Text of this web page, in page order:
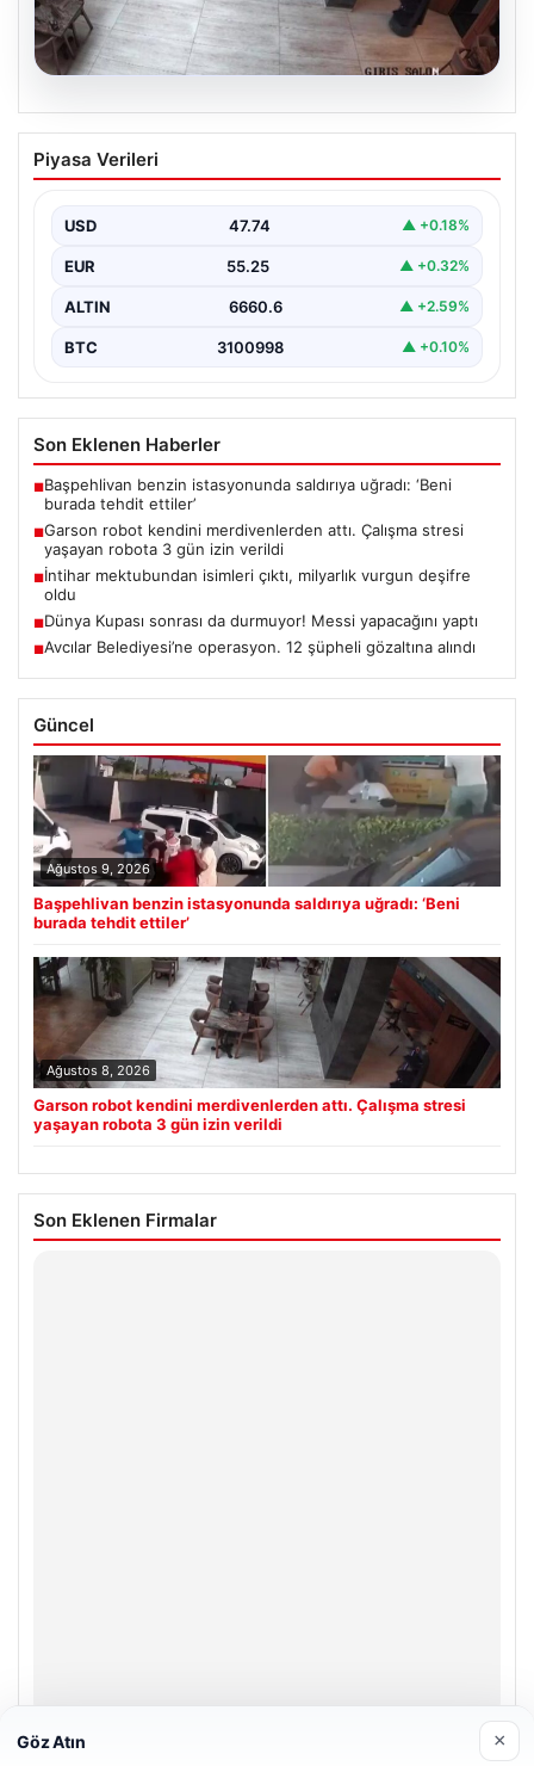
Garson robot kendini merdivenlerden
attı. Çalışma stresi yaşayan robota 3
Piyasa Verileri
USD 47.74 ▲ +0.18%
EUR 55.25 ▲ +0.32%
ALTIN 6660.6 ▲ +2.59%
BTC 3100998 ▲ +0.10%
Son Eklenen Haberler
■Başpehlivan benzin istasyonunda saldırıya uğradı: ‘Beni
burada tehdit ettiler’
■Garson robot kendini merdivenlerden attı. Çalışma stresi
yaşayan robota 3 gün izin verildi
■İntihar mektubundan isimleri çıktı, milyarlık vurgun deşifre
oldu
■Dünya Kupası sonrası da durmuyor! Messi yapacağını yaptı
■Avcılar Belediyesi’ne operasyon. 12 şüpheli gözaltına alındı
Güncel
Ağustos 9, 2026
Başpehlivan benzin istasyonunda saldırıya uğradı: ‘Beni
burada tehdit ettiler’
Ağustos 8, 2026
Garson robot kendini merdivenlerden attı. Çalışma stresi
yaşayan robota 3 gün izin verildi
Son Eklenen Firmalar
Prenses Night Club
Göz Atın ×